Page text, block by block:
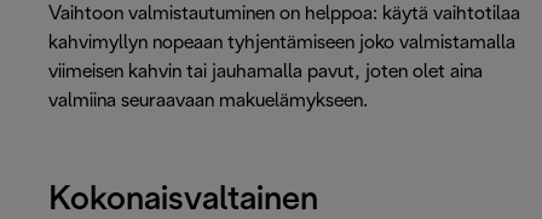
Vaihtoon valmistautuminen on helppoa: käytä vaihtotilaa
kahvimyllyn nopeaan tyhjentämiseen joko valmistamalla
viimeisen kahvin tai jauhamalla pavut, joten olet aina
valmiina seuraavaan makuelämykseen.
Kokonaisvaltainen